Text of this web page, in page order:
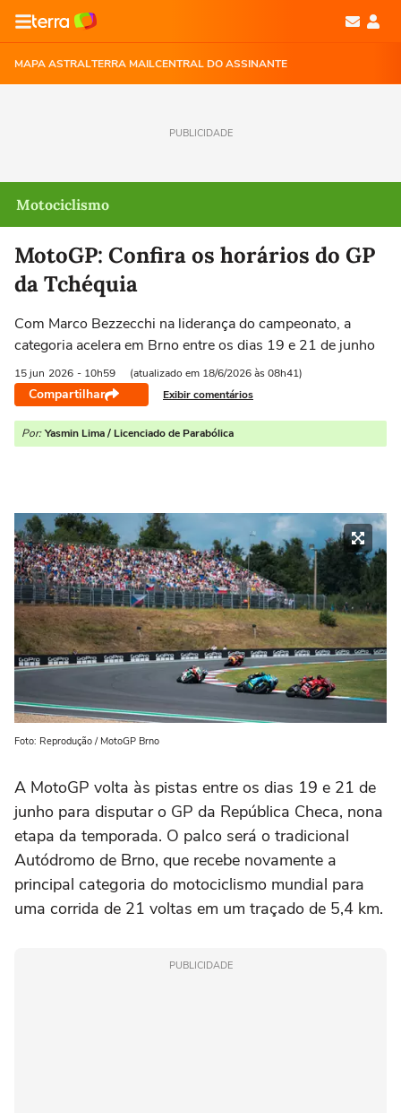
MAPA ASTRALTERRA MAILCENTRAL DO ASSINANTE
PUBLICIDADE
Motociclismo
MotoGP: Confira os horários do GP
da Tchéquia
Com Marco Bezzecchi na liderança do campeonato, a
categoria acelera em Brno entre os dias 19 e 21 de junho
15 jun 2026 - 10h59 (atualizado em 18/6/2026 às 08h41)
Compartilhar Exibir comentários
Por: Yasmin Lima / Licenciado de Parabólica
Foto: Reprodução / MotoGP Brno
A MotoGP volta às pistas entre os dias 19 e 21 de
junho para disputar o GP da República Checa, nona
etapa da temporada. O palco será o tradicional
Autódromo de Brno, que recebe novamente a
principal categoria do motociclismo mundial para
uma corrida de 21 voltas em um traçado de 5,4 km.
PUBLICIDADE